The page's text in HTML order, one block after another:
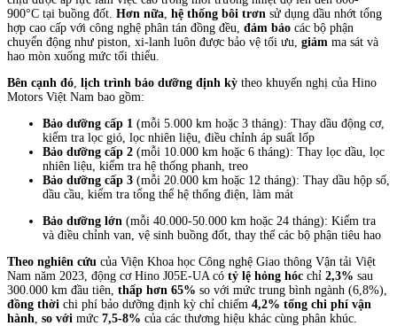
900°C tại buồng đốt. Hơn nữa hệ thống bôi trơn sử dụng dầu nhớt tổng
hợp cao cấp với công nghệ phân tán đồng đều, đảm bảo các bộ phận
chuyển động như piston, xi-lanh luôn được bảo vệ tối ưu, giảm ma sát và
hao mòn xuống mức tối thiểu.
Bên cạnh đó lịch trình bảo dưỡng định kỳ theo khuyến nghị của Hino
Motors Việt Nam bao gồm:
Bảo dưỡng cấp 1 (mỗi 5.000 km hoặc 3 tháng): Thay dầu động cơ,
kiểm tra lọc gió, lọc nhiên liệu, điều chỉnh áp suất lốp
Bảo dưỡng cấp 2 (mỗi 10.000 km hoặc 6 tháng): Thay lọc dầu, lọc
nhiên liệu, kiểm tra hệ thống phanh, treo
Bảo dưỡng cấp 3 (mỗi 20.000 km hoặc 12 tháng): Thay dầu hộp số,
dầu cầu, kiểm tra tổng thể hệ thống điện, làm mát
Bảo dưỡng lớn (mỗi 40.000-50.000 km hoặc 24 tháng): Kiểm tra
và điều chỉnh van, vệ sinh buồng đốt, thay thế các bộ phận tiêu hao
Theo nghiên cứu của Viện Khoa học Công nghệ Giao thông Vận tải Việt
Nam năm 2023, động cơ Hino J05E-UA có tỷ lệ hỏng hóc chỉ 2,3% sau
300.000 km đầu tiên, thấp hơn 65% so với mức trung bình ngành (6,8%),
đồng thời chi phí bảo dưỡng định kỳ chỉ chiếm 4,2% tổng chi phí vận
hành so với mức 7,5-8% của các thương hiệu khác cùng phân khúc.